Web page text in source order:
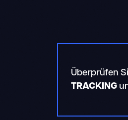
Überprüfen
TRACKING